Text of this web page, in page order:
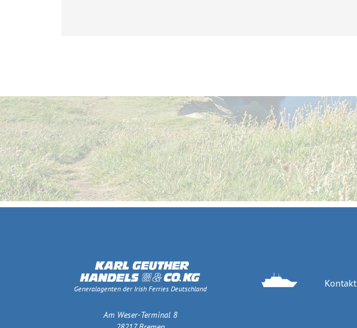
Generalagenten der Irish Ferries Deutschland
Am Weser-Terminal 8
Kontakt